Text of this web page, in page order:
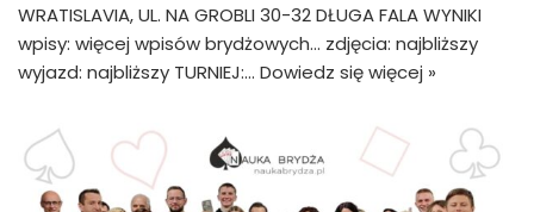
WRATISLAVIA, UL. NA GROBLI 30-32 DŁUGA FALA WYNIKI
wpisy: więcej wpisów brydżowych… zdjęcia: najbliższy
wyjazd: najbliższy TURNIEJ:… Dowiedz się więcej »